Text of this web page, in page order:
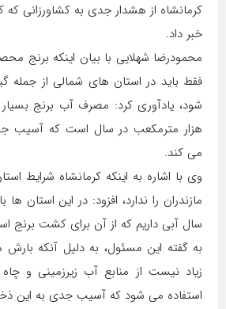
کرمانشاه از هشدار جدی به کشاورزانی
خبر داد.
محمودرضا شهلایی با بیان اینکه برنج
فقط باید در استان های شمالی از جمله
هزار مترمکعب در سال است که آسیب
می کند.
وی با اشاره به اینکه کرمانشاه شرایط
مازندران را ندارد، افزود: در این استان
سال آبی داریم که از آن برای کشت برنج
به گفته این مسئول، به دلیل آنکه بارش
زیاد نیست از منابع آب زیرزمینی و
استفاده می شود که آسیب جدی به این